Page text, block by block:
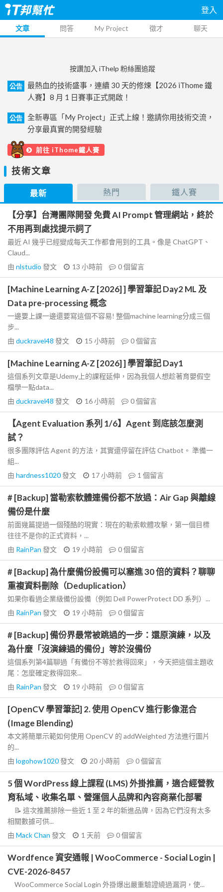
登入
文章 問答 My Project 徵才 聊天
按讚加入 iThelp 粉絲團追蹤
公告
最熱血的技術盛事，連續 30 天的修煉【2026 iThome 鐵
人賽】8 月 1 日賽事正式開啟！
公告
全新專區「My Project」正式上線！邀請你用技術交流，
分享最真實的開發經驗
前往 iThome鐵人賽
技術文章
最新 熱門 鐵人賽
【分享】台灣團隊開發 免費 AI Prompt 管理網站，終於
不用再到處找提示詞了
最近 AI 幾乎已經變成每天工作都會用到的工具。像是 ChatGPT、
Claud...
由 nlstudio 發文 13 小時前 0個留言
[Machine Learning A-Z [2026] ] 學習筆記 Day2 ML 及
Data pre-processing 概念
一邊要上課一邊還要寫這個不容易! 整個machine learning分成三個
步...
由 duckravel48 發文 15 小時前 0個留言
[Machine Learning A-Z [2026] ] 學習筆記 Day1
這個系列文章是Udemy上的課程延伸，因為我個人想趁著育嬰假空
檔學一點data...
由 duckravel48 發文 16 小時前 0個留言
【Agent Evaluation 系列 1/6】Agent 到底該怎麼測
試？
很多團隊評估 Agent 的方法，其實還停留在評估 Chatbot。 準備一
組...
由 hardness1020發文 17 小時前 1 個留言
# [Backup] 當勒索軟體連備份都不放過：Air Gap 與離線
備份是什麼
前面幾篇提過一個殘酷的現實：現在的勒索軟體攻擊，第一個目標
往往不是你的正式資料，...
由 RainPan 發文 19 小時前 0個留言
# [Backup] 為什麼備份設備可以塞進 30 倍的資料？聊聊
重複資料刪除（Deduplication）
如果你看過企業級備份設備（例如 Dell PowerProtect DD 系列）...
由 RainPan 發文 19 小時前 0個留言
# [Backup] 備份界最常被跳過的一步：還原演練，以及
為什麼「沒演練過的備份」等於沒備份
這個系列第4篇聊過「有備份不等於救得回來」，今天把這個主題收
尾：怎麼確定救得回來...
由 RainPan 發文 19 小時前 0個留言
[OpenCV 學習筆記] 2. 使用 OpenCV 進行影像混合
(Image Blending)
本文將簡單示範如何使用 OpenCV 的 addWeighted 方法進行圖片
的...
由 logohow1020發文 20 小時前 0個留言
5 個 WordPress 線上課程 (LMS) 外掛推薦，適合經營教
育私域、收集名單、營運個人品牌和內容商業化部署
📝 這次推薦排除一些近 1 至 2 年的新進品牌，因為它們沒有太多
相關數據可供...
由 Mack Chan 發文 1 天前 0個留言
Wordfence 資安通報 | WooCommerce - Social Login |
CVE-2026-8457
WooCommerce Social Login 外掛爆出嚴重驗證繞過漏洞，使...